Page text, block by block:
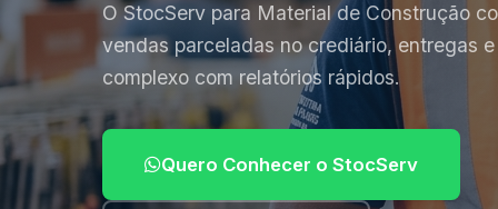
O StocServ para Material de Construção
vendas parceladas no crediário, entregas
complexo com relatórios rápidos.
Quero Conhecer o StocServ